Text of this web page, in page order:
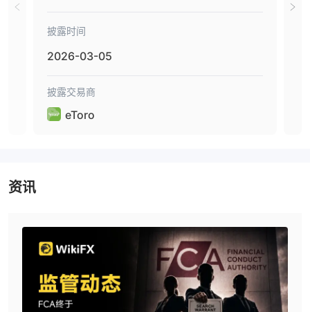
e投睿为交易各种金融工具提供杠杆。e投睿提供的最大杠杆因工具
和客户所在司法管辖区而异。
您的风险。
点差和佣金
至于佣金，如果您交易ETF或CFD，将不收取佣金。然而，股票交易
在e投睿上，开户和管理都是免费的。然而，提款费、不活跃费和兑
换费用会收取费用，您可以在下表中找到详细信息：
交易平台
披露时间
2026-03-05
披露交易商
eToro
资讯